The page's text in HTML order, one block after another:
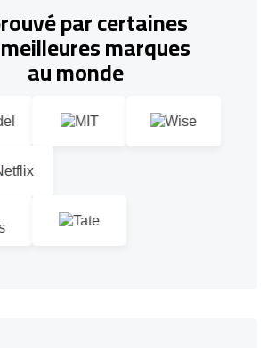
par certaines
marques
au monde